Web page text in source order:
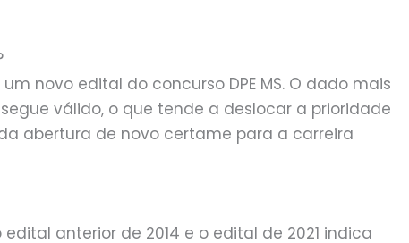
novo edital do concurso DPE MS. O dado mais
válido, o que tende a deslocar a prioridade
abertura de novo certame para a carreira
anterior de 2014 e o edital de 2021 indica